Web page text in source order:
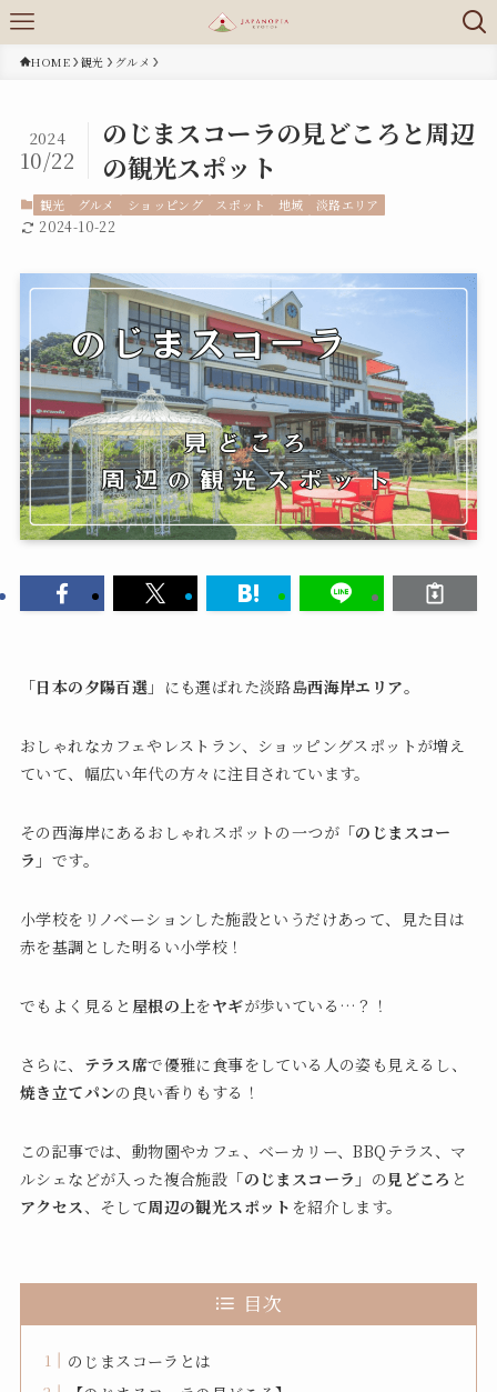
HOME 観光 グルメ
のじまスコーラの見どころと周辺
の観光スポット
2024
10/22
観光 グルメ ショッピング スポット 地域 淡路エリア
2024-10-22
「日本の夕陽百選」 にも選ばれた淡路島西海岸エリア。
おしゃれなカフェやレストラン、ショッピングスポットが増え
ていて、幅広い年代の方々に注目されています。
その西海岸にあるおしゃれスポットの一つが「のじまスコー
ラ」 です。
小学校をリノベーションした施設というだけあって、見た目は
赤を基調とした明るい小学校！
でもよく見ると 屋根の上をヤギが歩いている…？！
さらに、 テラス席で優雅に食事をしている人の姿も見えるし、
焼き立てパンの良い香りもする！
この記事では、動物園やカフェ、ベーカリー、BBQテラス、マ
ルシェなどが入った複合施設 「のじまスコーラ」 の 見どころ と
アクセス、そして周辺の観光スポット を紹介します。
目次
のじまスコーラとは